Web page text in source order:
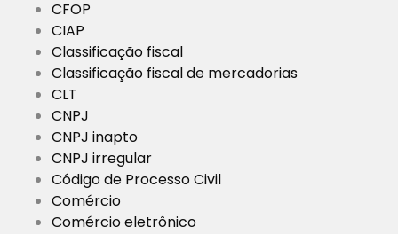
CFOP
CIAP
Classificação fiscal
Classificação fiscal de mercadorias
CLT
CNPJ
CNPJ inapto
CNPJ irregular
Código de Processo Civil
Comércio
Comércio eletrônico